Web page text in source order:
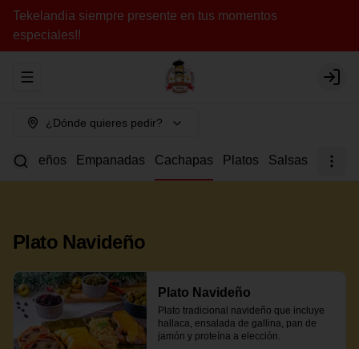
Tekelandia siempre presente en tus momentos
especiales!!
Abrir menu de navegación Login
¿Dónde quieres pedir?
Tequeños Empanadas Cachapas Platos Salsas
Plato Navideño
Plato Navideño
Plato tradicional navideño que incluye
hallaca, ensalada de gallina, pan de
jamón y proteína a elección.